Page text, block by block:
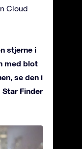
Cloud
stjerne i
med blot
se den i
Star Finder